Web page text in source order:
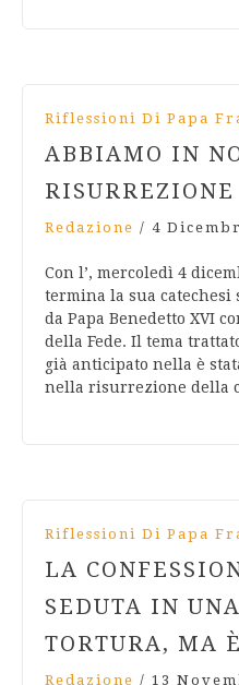
Riflessioni Di Papa
ABBIAMO IN
RISURREZIONE
Redazione / 4
Con l’, mercoledì 4
termina la sua catechesi
da Papa Benedetto XVI
della Fede. Il tema
già anticipato nella è
nella risurrezione della
Riflessioni Di Papa
LA
SEDUTA IN
TORTURA, MA
Redazione / 13